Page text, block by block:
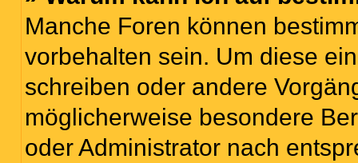
Manche Foren können
vorbehalten sein. Um diese
schreiben oder andere
möglicherweise besondere
oder Administrator nach